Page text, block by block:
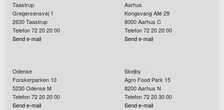
Taastrup
Gregersensvej 1
2630Taastrup
Telefon 72 20 20 00
Send e-mail
Aarhus
Kongsvang Allé 29
8000Aarhus C
Telefon 72 20 20 00
Send e-mail
Odense
Forskerparken 10
5230Odense M
Telefon 72 20 20 00
Send e-mail
Skejby
Agro Food Park 15
8200Aarhus N
Telefon 72 20 30 00
Send e-mail